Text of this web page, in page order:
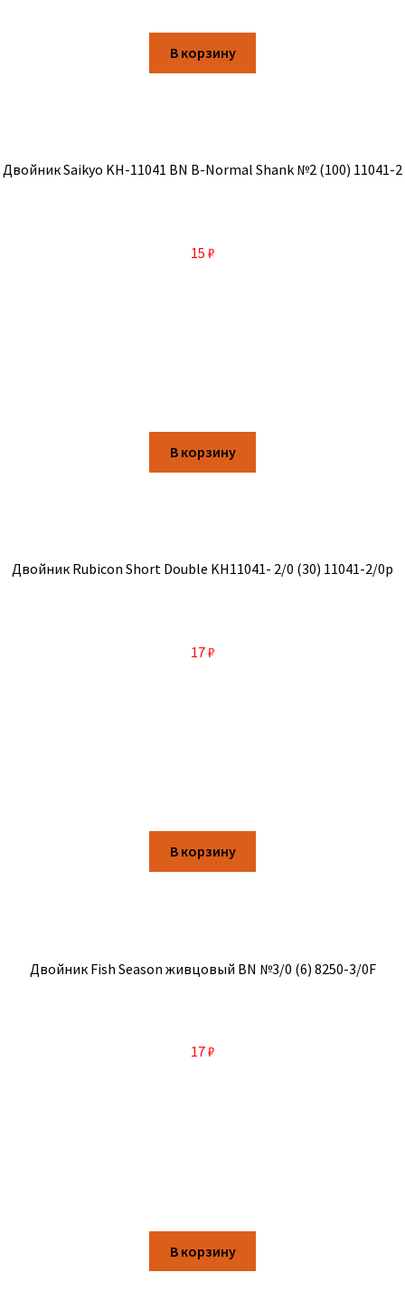
В корзину
Двойник Saikyo KH-11041 BN B-Normal Shank №2 (100) 11041-2
15 ₽
В корзину
Двойник Rubicon Short Double KH11041- 2/0 (30) 11041-2/0р
17₽
В корзину
Двойник Fish Season живцовый BN №3/0 (6) 8250-3/0F
17₽
В корзину